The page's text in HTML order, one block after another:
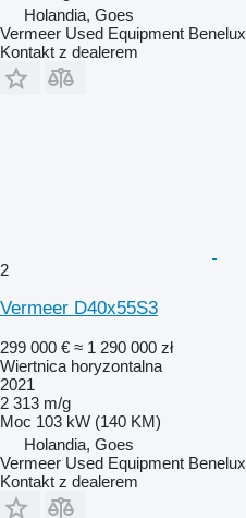
Holandia, Goes
Vermeer Used Equipment Benelux
Kontakt z dealerem
2
Vermeer D40x55S3
299 000 € ≈ 1 290 000 zł
Wiertnica horyzontalna
2021
2 313 m/g
Moc 103 kW (140 KM)
Holandia, Goes
Vermeer Used Equipment Benelux
Kontakt z dealerem